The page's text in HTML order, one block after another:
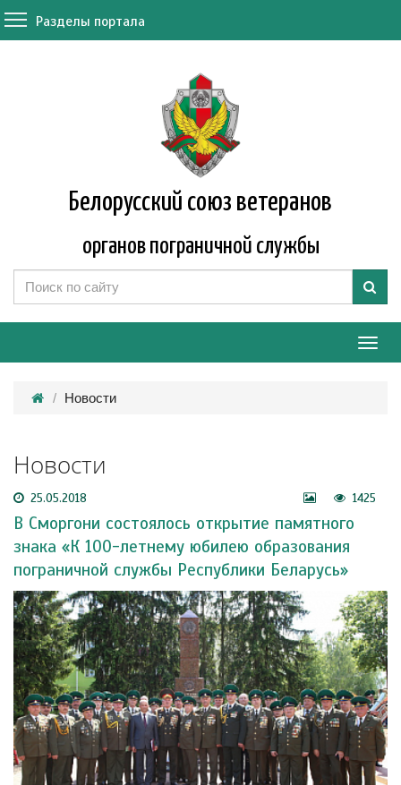
Разделы портала
Белорусский союз ветеранов
органов пограничной службы
Новости
Новости
25.05.2018 1425
В Сморгони состоялось открытие памятного
знака «К 100-летнему юбилею образования
пограничной службы Республики Беларусь»